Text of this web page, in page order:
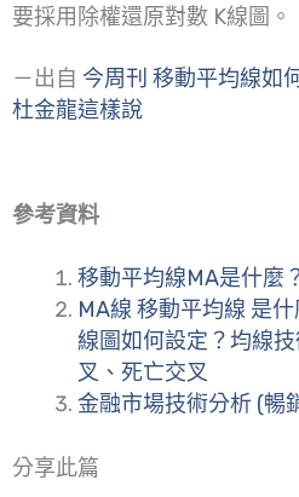
要採用除權還原對數 K線圖。
－出自 今周刊 移動平均線如
杜金龍這樣說
參考資料
移動平均線MA是什麼
MA線 移動平均線 是
線圖如何設定？均線
叉、死亡交叉
金融市場技術分析 (暢
分享此篇